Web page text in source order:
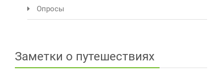
Опросы
Заметки о путешествиях